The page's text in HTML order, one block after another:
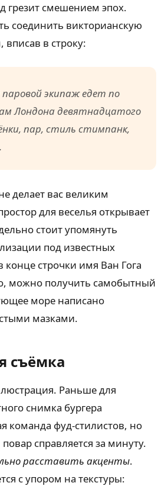
грезит смешением эпох.
соединить викторианскую
вписав в строку:
паровой экипаж едет по
Лондона девятнадцатого
пар, стиль стимпанк,
делает вас великим
для веселья открывает
стоит упомянуть
под известных
конце строчки имя Ван Гога
можно получить самобытный
море написано
мазками.
съёмка
Раньше для
снимка бургера
команда фуд-стилистов, но
справляется за минуту.
расставить акценты.
с упором на текстуры: